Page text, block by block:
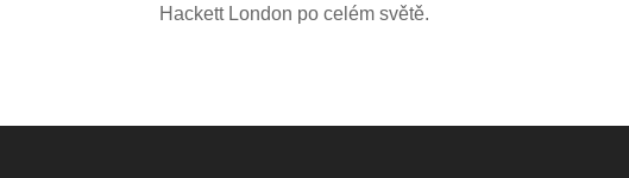
Hackett London po celém světě.